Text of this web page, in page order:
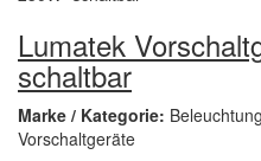
Lumatek
schaltbar
Marke / Kategorie:
Vorschaltgeräte